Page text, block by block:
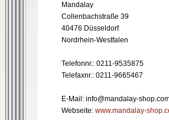
Mandalay
Collenbachstraße 39
40476 Düsseldorf
Nordrhein-Westfalen
Telefonnr.: 0211-9535875
Telefaxnr.: 0211-9665467
E-Mail: info@mandalay-
Webseite: www.mandalay-